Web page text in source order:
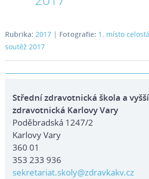
Rubrika: 2017 | Fotografie: 1. místo
soutěž 2017
Střední zdravotnická škola a
zdravotnická Karlovy Vary
Poděbradská 1247/2
Karlovy Vary
360 01
353 233 936
sekretariat.skoly@zdravkakv.cz